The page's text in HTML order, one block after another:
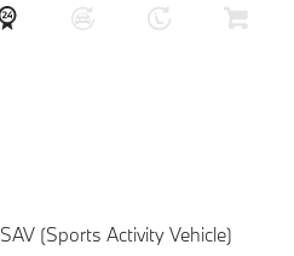
SAV (Sports Activity Vehicle)